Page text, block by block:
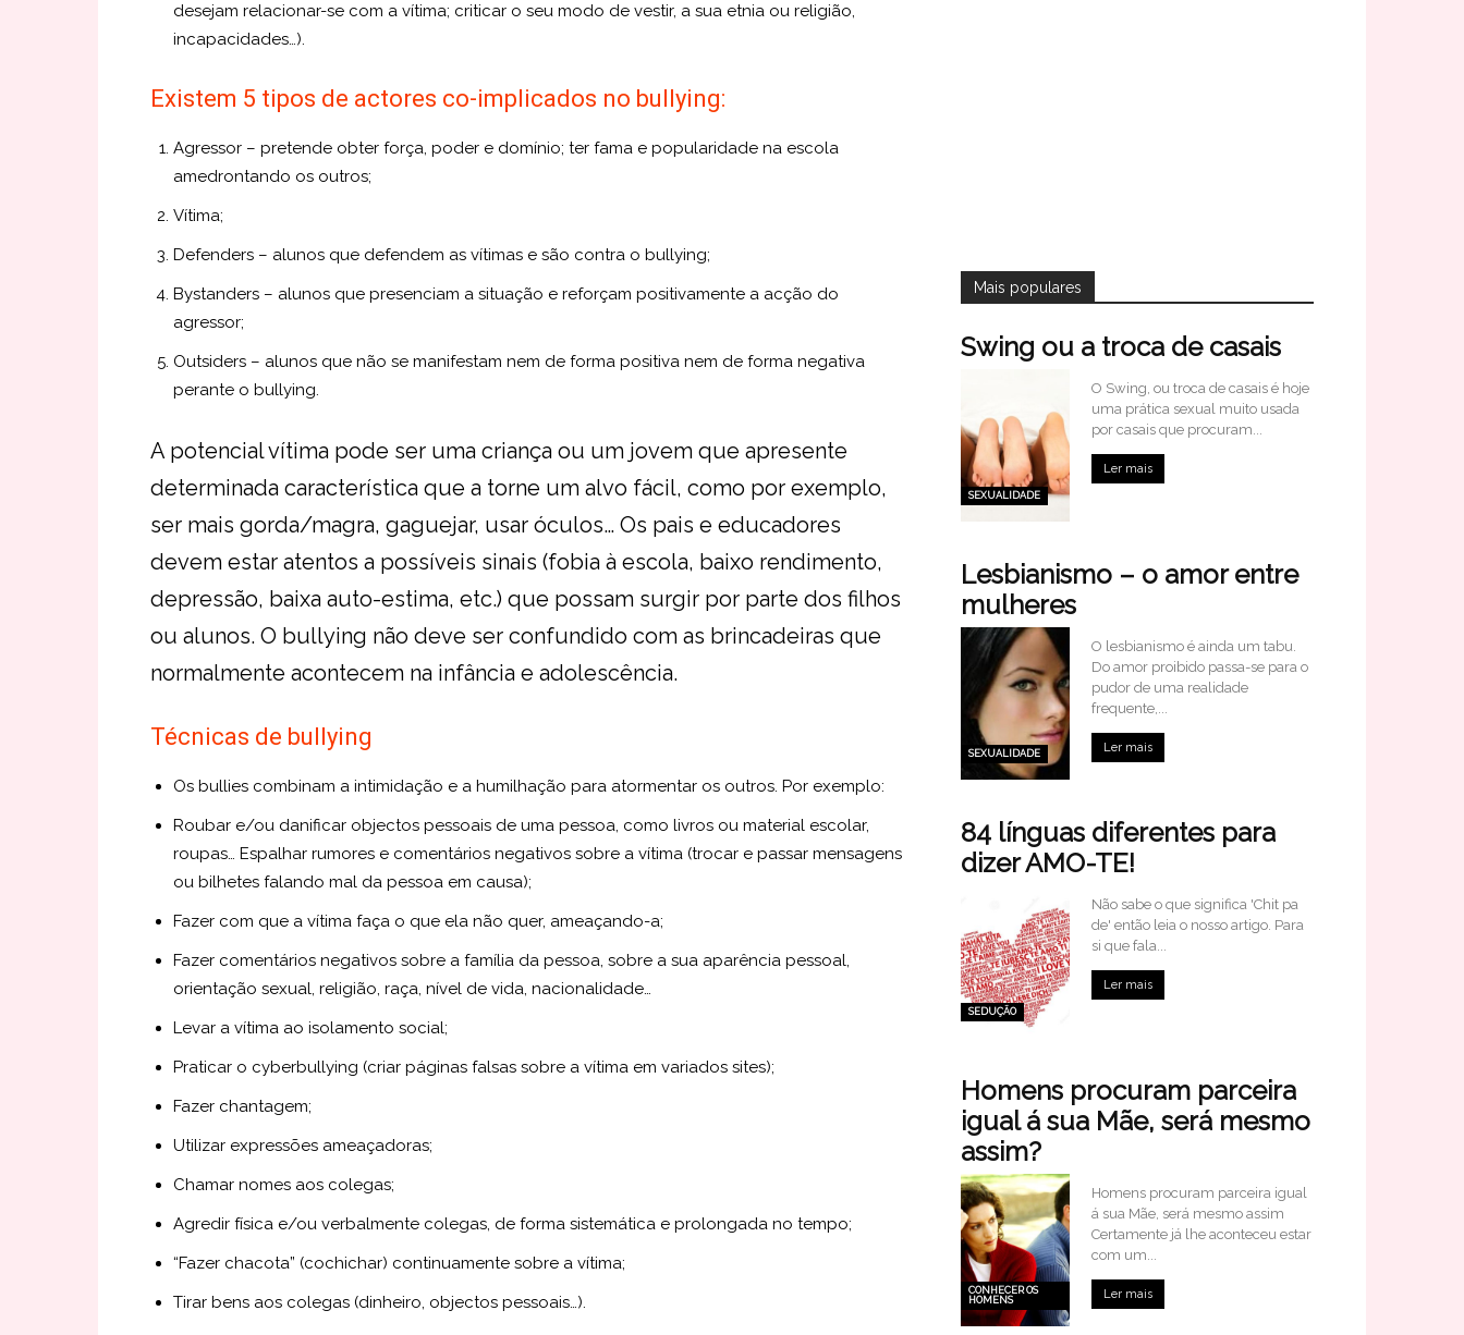
desejam relacionar-se com a vítima; criticar o seu modo de vestir, a sua etnia ou religião,
incapacidades…).
Existem 5 tipos de actores co-implicados no bullying:
Agressor – pretende obter força, poder e domínio; ter fama e popularidade na escola
amedrontando os outros;
Vítima;
Defenders – alunos que defendem as vítimas e são contra o bullying;
Bystanders – alunos que presenciam a situação e reforçam positivamente a acção do
agressor;
Outsiders – alunos que não se manifestam nem de forma positiva nem de forma negativa
perante o bullying.
A potencial vítima pode ser uma criança ou um jovem que apresente
determinada característica que a torne um alvo fácil, como por exemplo,
ser mais gorda/magra, gaguejar, usar óculos… Os pais e educadores
devem estar atentos a possíveis sinais (fobia à escola, baixo rendimento,
depressão, baixa auto-estima, etc.) que possam surgir por parte dos filhos
ou alunos. O bullying não deve ser confundido com as brincadeiras que
normalmente acontecem na infância e adolescência.
Técnicas de bullying
Os bullies combinam a intimidação e a humilhação para atormentar os outros. Por exemplo:
Roubar e/ou danificar objectos pessoais de uma pessoa, como livros ou material escolar,
roupas… Espalhar rumores e comentários negativos sobre a vítima (trocar e passar mensagens
ou bilhetes falando mal da pessoa em causa);
Fazer com que a vítima faça o que ela não quer, ameaçando-a;
Fazer comentários negativos sobre a família da pessoa, sobre a sua aparência pessoal,
orientação sexual, religião, raça, nível de vida, nacionalidade…
Levar a vítima ao isolamento social;
Praticar o cyberbullying (criar páginas falsas sobre a vítima em variados sites);
Fazer chantagem;
Utilizar expressões ameaçadoras;
Chamar nomes aos colegas;
Agredir física e/ou verbalmente colegas, de forma sistemática e prolongada no tempo;
“Fazer chacota” (cochichar) continuamente sobre a vítima;
Tirar bens aos colegas (dinheiro, objectos pessoais…).
Mais populares
Swing ou a troca de casais
SEXUALIDADE
O Swing, ou troca de casais é hoje
uma prática sexual muito usada
por casais que procuram...
Ler mais
Lesbianismo – o amor entre
mulheres
SEXUALIDADE
O lesbianismo é ainda um tabu.
Do amor proibido passa-se para o
pudor de uma realidade
frequente,...
Ler mais
84 línguas diferentes para
dizer AMO-TE!
SEDUÇÃO
Não sabe o que significa 'Chit pa
de' então leia o nosso artigo. Para
si que fala...
Ler mais
Homens procuram parceira
igual á sua Mãe, será mesmo
assim?
CONHECER OS
HOMENS
Homens procuram parceira igual
á sua Mãe, será mesmo assim
Certamente já lhe aconteceu estar
com um...
Ler mais